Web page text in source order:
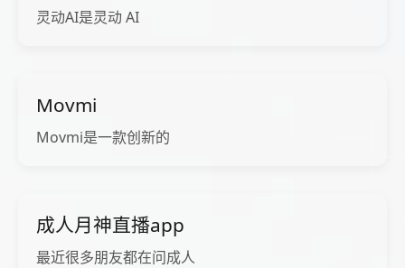
灵动AI是灵动 AI
Movmi
Movmi是一款创新的
成人月神直播app
最近很多朋友都在问成人